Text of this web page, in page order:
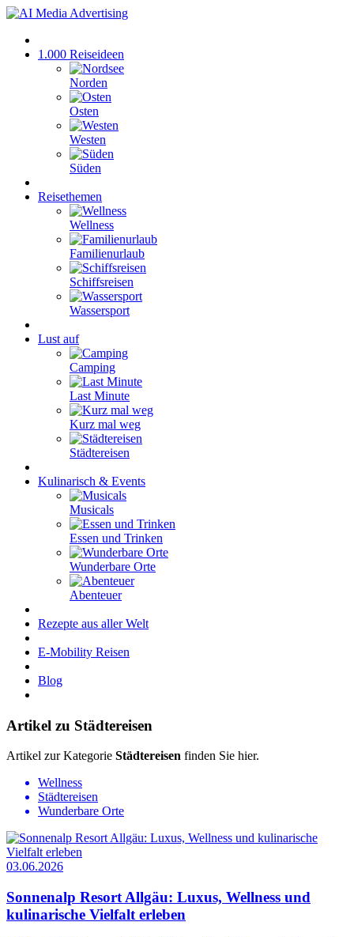
1.000 Reiseideen
Norden
Osten
Westen
Süden
Reisethemen
Wellness
Familienurlaub
Schiffsreisen
Wassersport
Lust auf
Camping
Last Minute
Kurz mal weg
Städtereisen
Kulinarisch & Events
Musicals
Essen und Trinken
Wunderbare Orte
Abenteuer
Rezepte aus aller Welt
E-Mobility Reisen
Blog
Artikel zu Städtereisen
Artikel zur Kategorie Städtereisen finden Sie hier.
Wellness
Städtereisen
Wunderbare Orte
03.06.2026
Sonnenalp Resort Allgäu: Luxus, Wellness und
kulinarische Vielfalt erleben